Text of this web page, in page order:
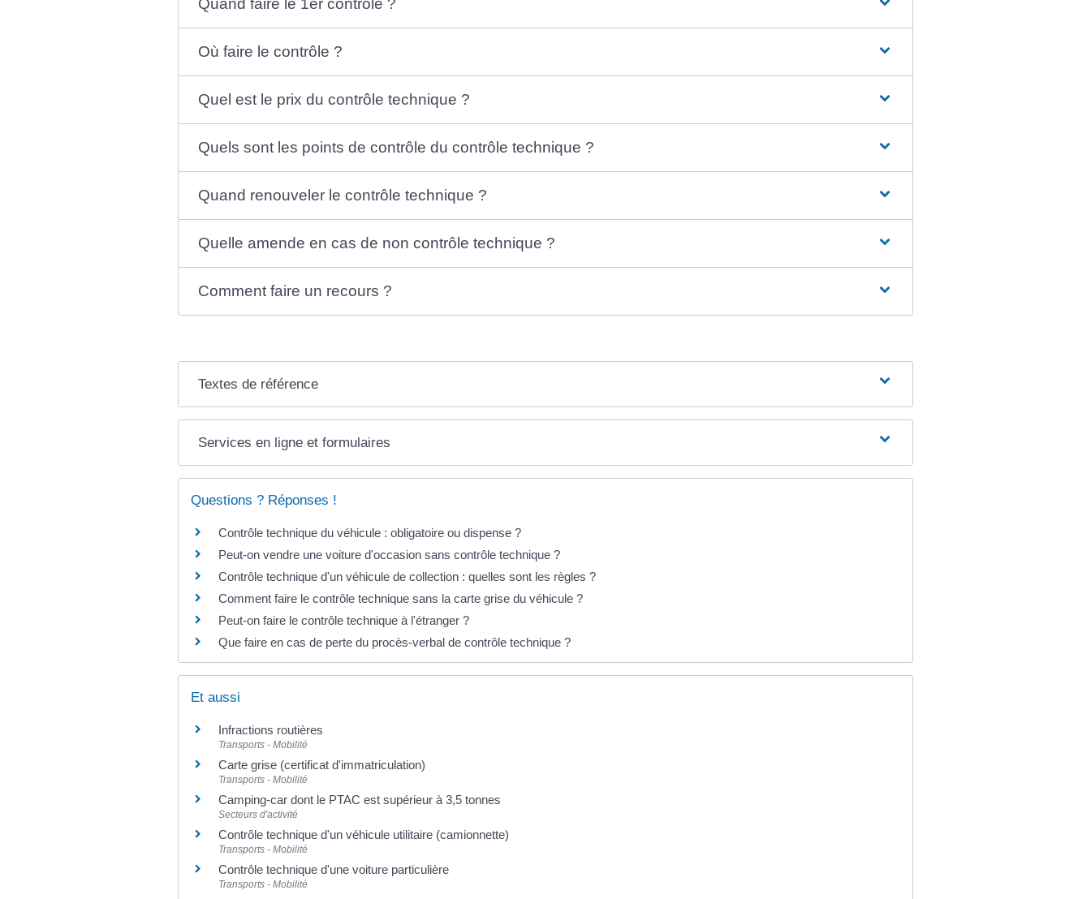
Où faire le contrôle ?
Quel est le prix du contrôle technique ?
Quels sont les points de contrôle du contrôle technique ?
Quand renouveler le contrôle technique ?
Quelle amende en cas de non contrôle technique ?
Comment faire un recours ?
Textes de référence
Services en ligne et formulaires
Questions ? Réponses !
Contrôle technique du véhicule : obligatoire ou dispense ?
Peut-on vendre une voiture d'occasion sans contrôle technique ?
Contrôle technique d'un véhicule de collection : quelles sont les règles ?
Comment faire le contrôle technique sans la carte grise du véhicule ?
Peut-on faire le contrôle technique à l'étranger ?
Que faire en cas de perte du procès-verbal de contrôle technique ?
Et aussi
Infractions routières
Transports - Mobilité
Carte grise (certificat d'immatriculation)
Transports - Mobilité
Camping-car dont le PTAC est supérieur à 3,5 tonnes
Secteurs d'activité
Contrôle technique d'un véhicule utilitaire (camionnette)
Transports - Mobilité
Contrôle technique d'une voiture particulière
Transports - Mobilité